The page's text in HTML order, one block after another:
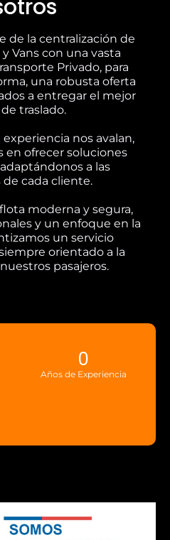
de la centralización de
Vans con una vasta
Privado, para
una robusta oferta
a entregar el mejor
traslado.
experiencia nos avalan,
en ofrecer soluciones
a las
de cada cliente.
moderna y segura,
y un enfoque en la
un servicio
orientado a la
pasajeros.
Años de Experiencia
0